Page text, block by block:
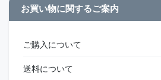
お買い物に関するご案内
ご購入について
送料について